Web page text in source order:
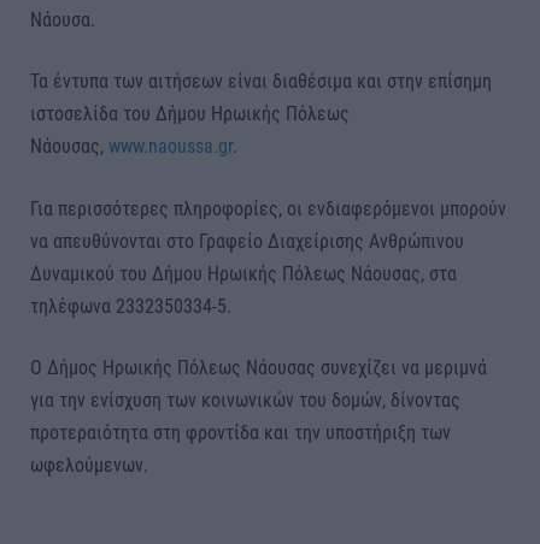
Νάουσα.
Τα έντυπα των αιτήσεων είναι διαθέσιμα και στην επίσημη
ιστοσελίδα του Δήμου Ηρωικής Πόλεως
Νάουσας, www.naoussa.gr.
Για περισσότερες πληροφορίες, οι ενδιαφερόμενοι μπορούν
να απευθύνονται στο Γραφείο Διαχείρισης Ανθρώπινου
Δυναμικού του Δήμου Ηρωικής Πόλεως Νάουσας, στα
τηλέφωνα 2332350334-5.
Ο Δήμος Ηρωικής Πόλεως Νάουσας συνεχίζει να μεριμνά
για την ενίσχυση των κοινωνικών του δομών, δίνοντας
προτεραιότητα στη φροντίδα και την υποστήριξη των
ωφελούμενων.